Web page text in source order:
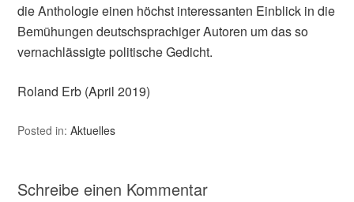
die Anthologie einen höchst interessanten Einblick in die
Bemühungen deutschsprachiger Autoren um das so
vernachlässigte politische Gedicht.
Roland Erb (April 2019)
Posted in:Aktuelles
Schreibe einen Kommentar